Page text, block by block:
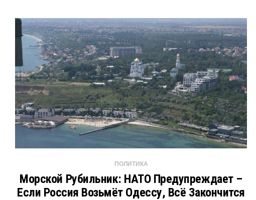
ПОЛИТИКА
Морской Рубильник: НАТО Предупреждает –
Если Россия Возьмёт Одессу, Всё Закончится